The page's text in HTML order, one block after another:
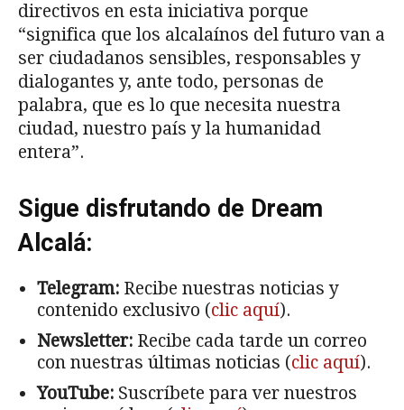
directivos en esta iniciativa porque
“significa que los alcalaínos del futuro van a
ser ciudadanos sensibles, responsables y
dialogantes y, ante todo, personas de
palabra, que es lo que necesita nuestra
ciudad, nuestro país y la humanidad
entera”.
Sigue disfrutando de Dream
Alcalá:
Telegram: Recibe nuestras noticias y
contenido exclusivo (clic aquí).
Newsletter: Recibe cada tarde un correo
con nuestras últimas noticias (clic aquí).
YouTube: Suscríbete para ver nuestros